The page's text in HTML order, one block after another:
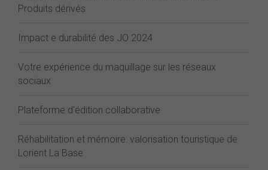
Produits dérivés
Impact e durabilité des JO 2024
Votre expérience du maquillage sur les réseaux
sociaux
Plateforme d'édition collaborative
Réhabilitation et mémoire: valorisation touristique de
Lorient La Base